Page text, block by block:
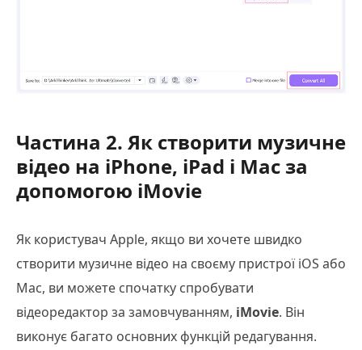
Частина 2. Як створити музичне
відео на iPhone, iPad і Mac за
допомогою iMovie
Як користувач Apple, якщо ви хочете швидко
створити музичне відео на своєму пристрої iOS або
Mac, ви можете спочатку спробувати
відеоредактор за замовчуванням, iMovie. Він
виконує багато основних функцій редагування.